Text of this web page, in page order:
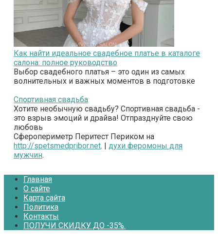
Как найти идеальное свадебное платье в каталоге
салона: полное руководство
Выбор свадебного платья – это один из самых
волнительных и важных моментов в подготовке
Спортивная свадьба
Хотите необычную свадьбу? Спортивная свадьба -
это взрыв эмоций и драйва! Отпразднуйте свою
любовь
Сферопериметр Перитест Периком на
http://spetsmedpribor.net. | духи феромоны для
мужчин.
Главная
О сайте
Карта сайта
Политика
Контакты
ПОЛУЧИ СКИДКУ ДО -35%.